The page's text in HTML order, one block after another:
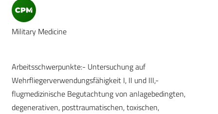
Military Medicine
Arbeitsschwerpunkte:- Untersuchung auf
Wehrfliegerverwendungsfähigkeit I, II und III,-
flugmedizinische Begutachtung von anlagebedingten,
degenerativen, posttraumatischen, toxischen,